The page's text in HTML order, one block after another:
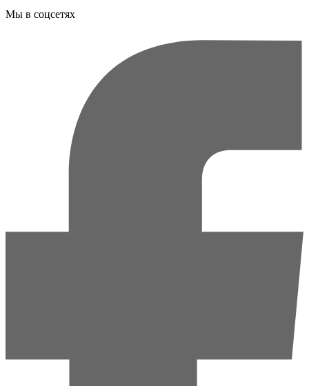
Мы в соцсетях